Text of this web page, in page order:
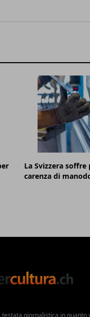
La Svizzera soffre
carenza di